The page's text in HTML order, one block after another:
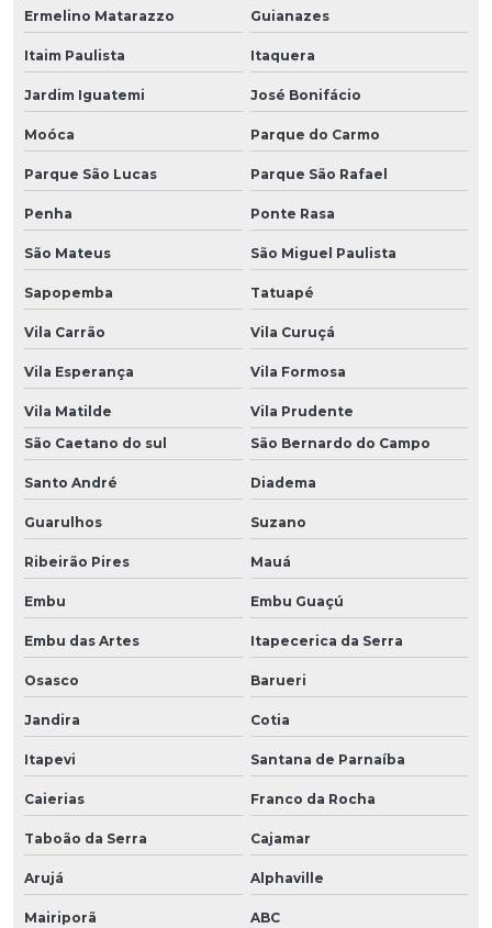
Ermelino Matarazzo Guianazes
Itaim Paulista Itaquera
Jardim Iguatemi José Bonifácio
Moóca Parque do Carmo
Parque São Lucas Parque São Rafael
Penha Ponte Rasa
São Mateus São Miguel Paulista
Sapopemba Tatuapé
Vila Carrão Vila Curuçá
Vila Esperança Vila Formosa
Vila Matilde
Vila Prudente
São Caetano do sul
São Bernardo do Campo
Santo André Diadema
Guarulhos Suzano
Ribeirão Pires Mauá
Embu Embu Guaçú
Embu das Artes Itapecerica da Serra
Osasco Barueri
Jandira Cotia
Itapevi Santana de Parnaíba
Caierias Franco da Rocha
Taboão da Serra Cajamar
Arujá Alphaville
Mairiporã ABC